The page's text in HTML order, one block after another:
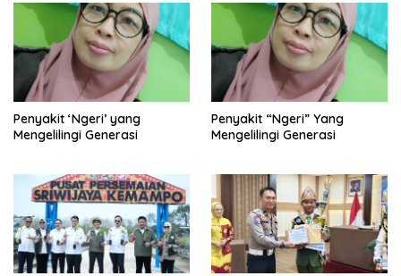
Penyakit ‘Ngeri’ yang
Mengelilingi Generasi
Penyakit “Ngeri” Yang
Mengelilingi Generasi